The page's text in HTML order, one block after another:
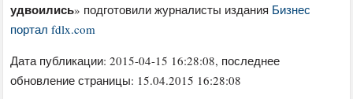
удвоились» подготовили журналисты издания Бизнес
портал fdlx.com
Дата публикации:2015-04-15 16:28:08, последнее
обновление страницы: 15.04.2015 16:28:08